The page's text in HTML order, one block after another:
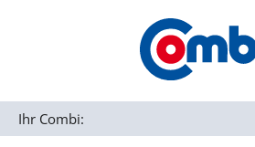
Zur Navigation springen
Ihr Combi: